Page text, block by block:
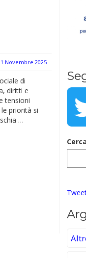
1 Novembre 2025
di
diritti e
tensioni
priorità si
…
Cerca